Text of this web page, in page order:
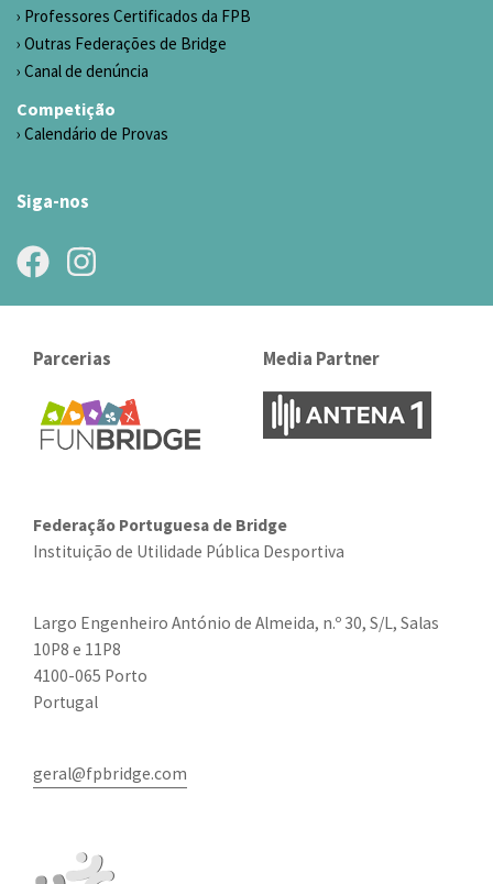
Professores Certificados da FPB
Outras Federações de Bridge
Canal de denúncia
Competição
Calendário de Provas
Siga-nos
Parcerias Media Partner
Federação Portuguesa de Bridge
Instituição de Utilidade Pública Desportiva
Largo Engenheiro António de Almeida, n.º 30, S/L, Salas
10P8 e 11P8
4100-065 Porto
Portugal
geral@fpbridge.com